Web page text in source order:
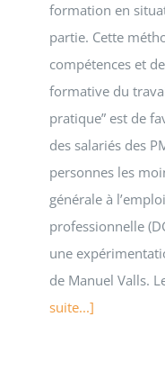
formation en
partie. Cette
compétences et
formative du
pratique” est de
des salariés des
personnes les
générale à
professionnelle
une
de Manuel Valls.
suite...]